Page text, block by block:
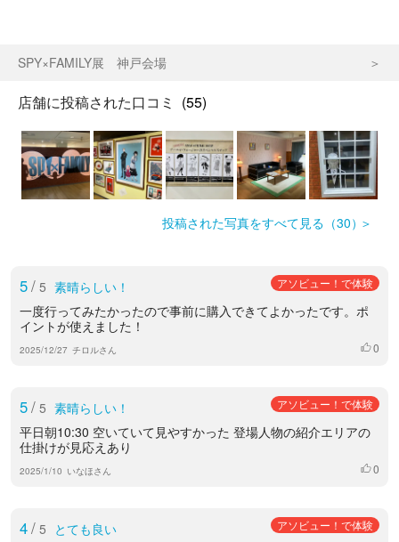
SPY×FAMILY展 神戸会場
店舗に投稿された口コミ (55)
投稿された写真をすべて見る（30）
5/ 5 素晴らしい！ アソビュー！で体験
一度行ってみたかったので事前に購入できてよかったです。ポ
イントが使えました！
2025/12/27 チロルさん いいね
0
5/ 5 素晴らしい！ アソビュー！で体験
平日朝10:30 空いていて見やすかった 登場人物の紹介エリアの
仕掛けが見応えあり
2025/1/10 いなほさん いいね
0
4/ 5 とても良い アソビュー！で体験